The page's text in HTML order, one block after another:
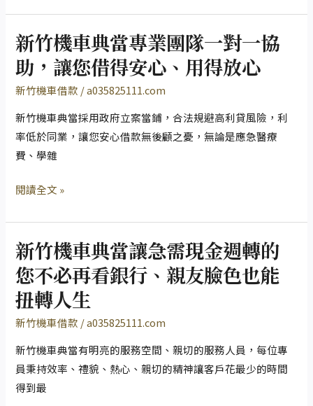
壓
力，
讓
您
輕
鬆
借
錢
門
新竹機車典當專業團隊一對一協
助，讓您借得安心、用得放心
新竹機車借款 /a035825111.com
新竹機車典當採用政府立案當鋪，合法規避高利貸風險，利
率低於同業，讓您安心借款無後顧之憂，無論是應急醫療
費、學雜
新
竹
機
車
典
當
專
團
一
對
一
協
助，
讓
借
得
安
閱讀全文 »
新竹機車典當讓急需現金週轉的
您不必再看銀行、親友臉色也能
扭轉人生
新竹機車借款 /a035825111.com
新竹機車典當有明亮的服務空間、親切的服務人員，每位專
員秉持效率、禮貌、熱心、親切的精神讓客戶花最少的時間
得到最
新
竹
機
車
典
急